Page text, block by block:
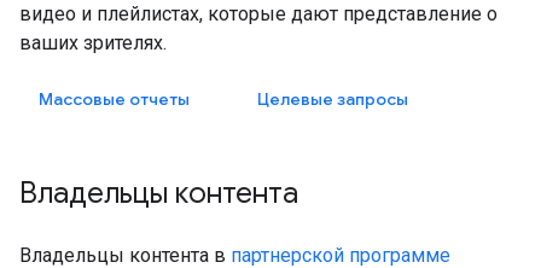
видео и плейлистах, которые дают представление о
ваших зрителях.
Массовые отчеты Целевые запросы
Владельцы контента
Владельцы контента в партнерской программе